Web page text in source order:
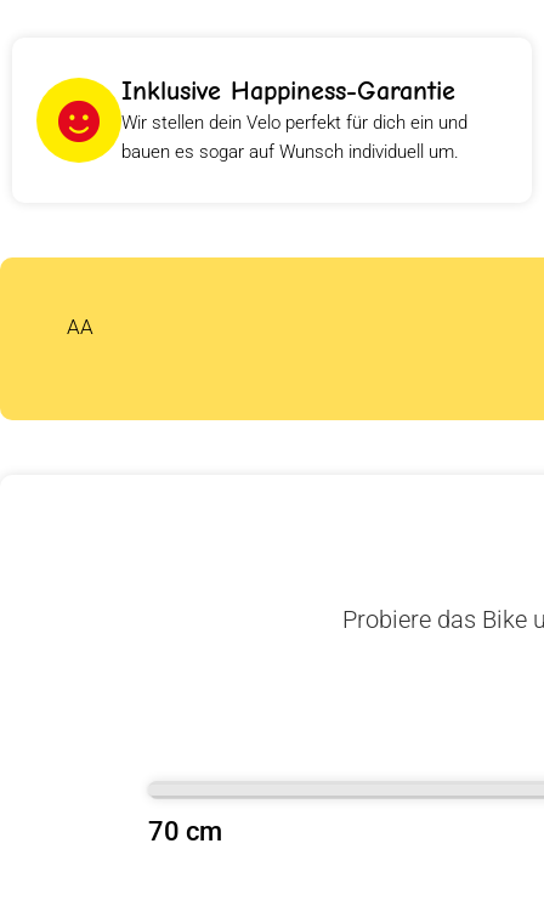
Inklusive Happiness-Garantie
Wir stellen dein Velo perfekt für dich ein und
bauen es sogar auf Wunsch individuell um.
AA
Probiere das Bike
70 cm